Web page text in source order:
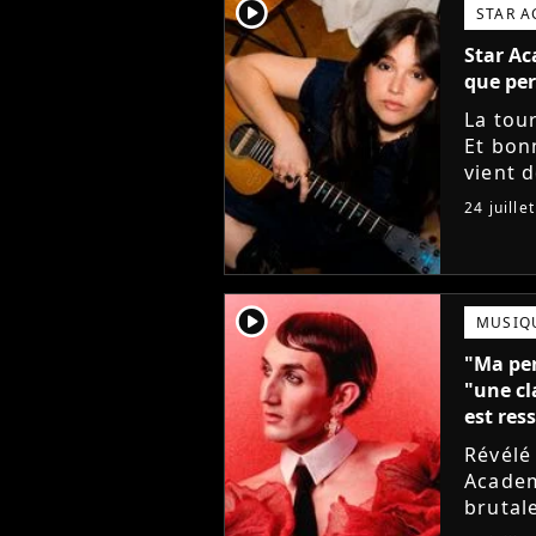
player2 STAR
Star
que
La
Et
vient
24 juillet
player2
"Ma
"une
est